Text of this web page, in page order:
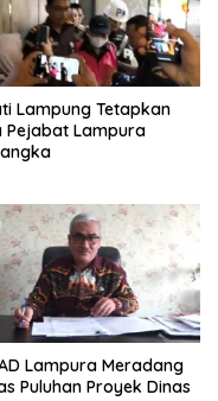
Lampung Tetapkan
Pejabat Lampura
Lampura Meradang
Puluhan Proyek Dinas